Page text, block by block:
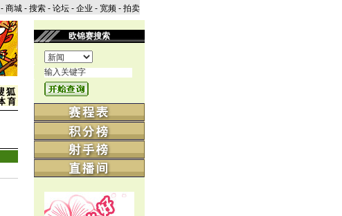
- 商城 - 搜索 - 论坛 - 企业 - 宽频 - 拍卖
欧锦赛搜索